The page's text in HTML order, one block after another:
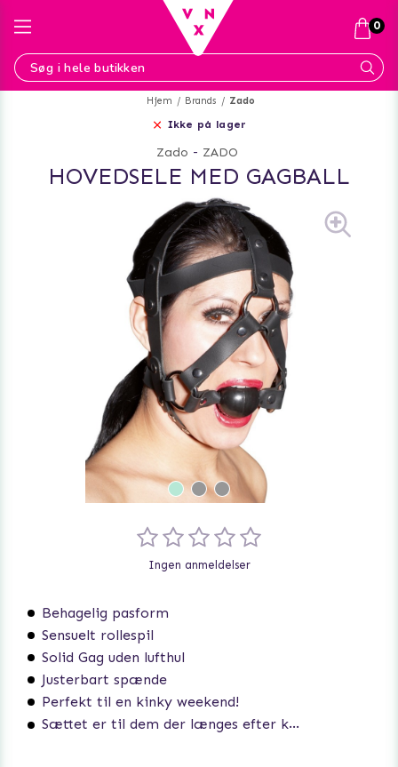
Hjem Brands Zado
Ikke på lager
Zado - ZADO
HOVEDSELE MED GAGBALL
Behagelig pasform
Sensuelt rollespil
Solid Gag uden lufthul
Justerbart spænde
Perfekt til en kinky weekend!
Sættet er til dem der længes efter kontrol
Ingen anmeldelser
0